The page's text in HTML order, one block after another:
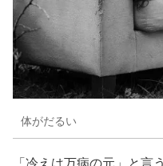
体がだるい
「冷えは万病の元」と